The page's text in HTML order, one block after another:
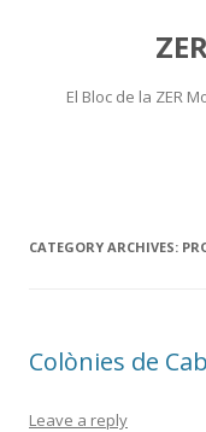
El Bloc de la ZER
CATEGORY ARCHIVES:
Colònies de
Leave a reply